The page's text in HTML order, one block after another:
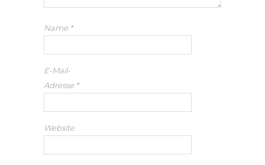
Name *
E-Mail-
Adresse *
Website